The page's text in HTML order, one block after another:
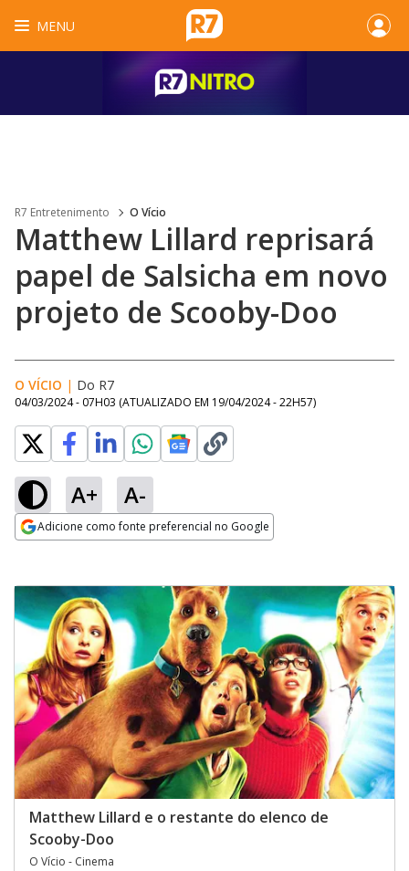
MENU
R7 Entretenimento O Vício
Matthew Lillard reprisará
papel de Salsicha em novo
projeto de Scooby-Doo
O VÍCIO | Do R7
04/03/2024 - 07H03 (ATUALIZADO EM 19/04/2024 - 22H57)
A+ A-
Adicione como fonte preferencial no Google
Matthew Lillard e o restante do elenco de
Scooby-Doo
O Vício - Cinema